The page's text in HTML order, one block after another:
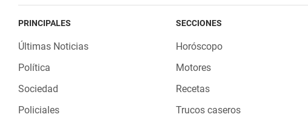
PRINCIPALES
Últimas Noticias
Política
Sociedad
Policiales
SECCIONES
Horóscopo
Motores
Recetas
Trucos caseros